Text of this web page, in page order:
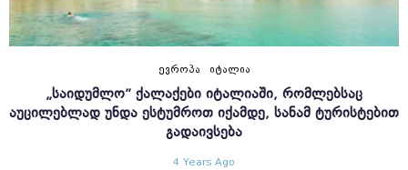
ᲔᲕᲠᲝᲞᲐ ᲘᲢᲐᲚᲘᲐ
„ᲡᲐᲘᲓᲣᲛᲚᲝ” ᲥᲐᲚᲐᲥᲔᲑᲘ ᲘᲢᲐᲚᲘᲐᲨᲘ, ᲠᲝᲛᲚᲔᲑᲡᲐᲪ
ᲐᲣᲪᲘᲚᲔᲑᲚᲐᲓ ᲣᲜᲓᲐ ᲔᲡᲢᲣᲛᲠᲝᲗ ᲘᲥᲐᲛᲓᲔ, ᲡᲐᲜᲐᲛ ᲢᲣᲠᲘᲡᲢᲔᲑᲘᲗ
ᲒᲐᲓᲐᲘᲕᲡᲔᲑᲐ
4 Years Ago